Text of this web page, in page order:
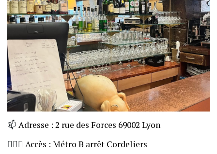
📫 Adresse : 2 rue des Forces 69002 Lyon
🏃🏼‍♀️ Accès : Métro B arrêt Cordeliers